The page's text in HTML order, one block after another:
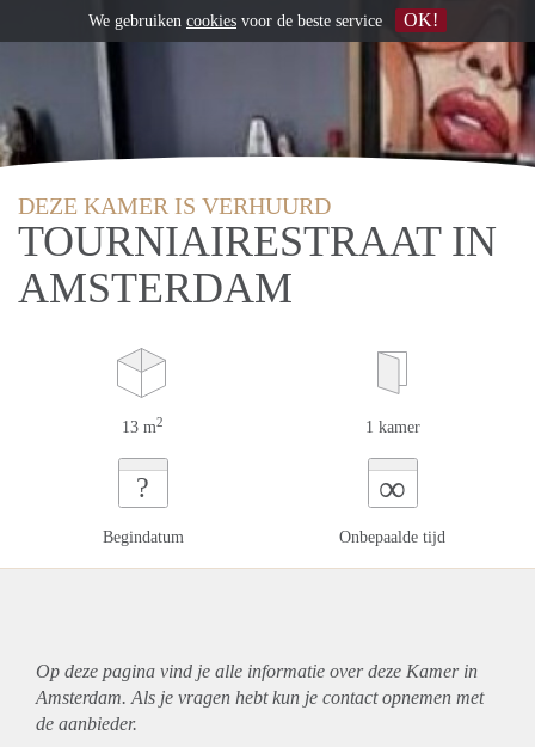
DEZE KAMER IS VERHUURD
TOURNIAIRESTRAAT IN
AMSTERDAM
13 m2 1 kamer
?
Begindatum
∞
Onbepaalde tijd
Op deze pagina vind je alle informatie over deze Kamer in
Amsterdam. Als je vragen hebt kun je contact opnemen met
de aanbieder.
We gebruiken cookies voor de beste service OK!